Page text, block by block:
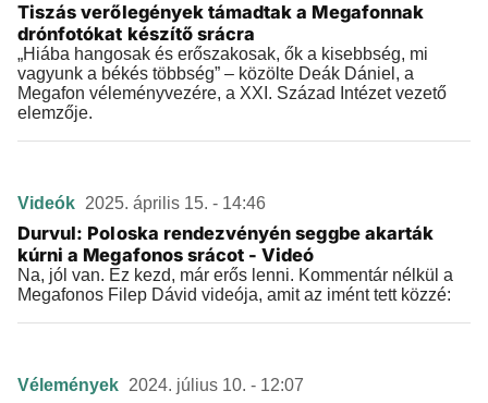
Tiszás verőlegények támadtak a Megafonnak
drónfotókat készítő srácra
„Hiába hangosak és erőszakosak, ők a kisebbség, mi
vagyunk a békés többség” – közölte Deák Dániel, a
Megafon véleményvezére, a XXI. Század Intézet vezető
elemzője.
Videók 2025. április 15. - 14:46
Durvul: Poloska rendezvényén seggbe akarták
kúrni a Megafonos srácot - Videó
Na, jól van. Ez kezd, már erős lenni. Kommentár nélkül a
Megafonos Filep Dávid videója, amit az imént tett közzé:
Vélemények 2024. július 10. - 12:07